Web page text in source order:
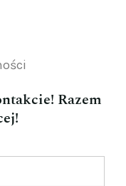
Razem